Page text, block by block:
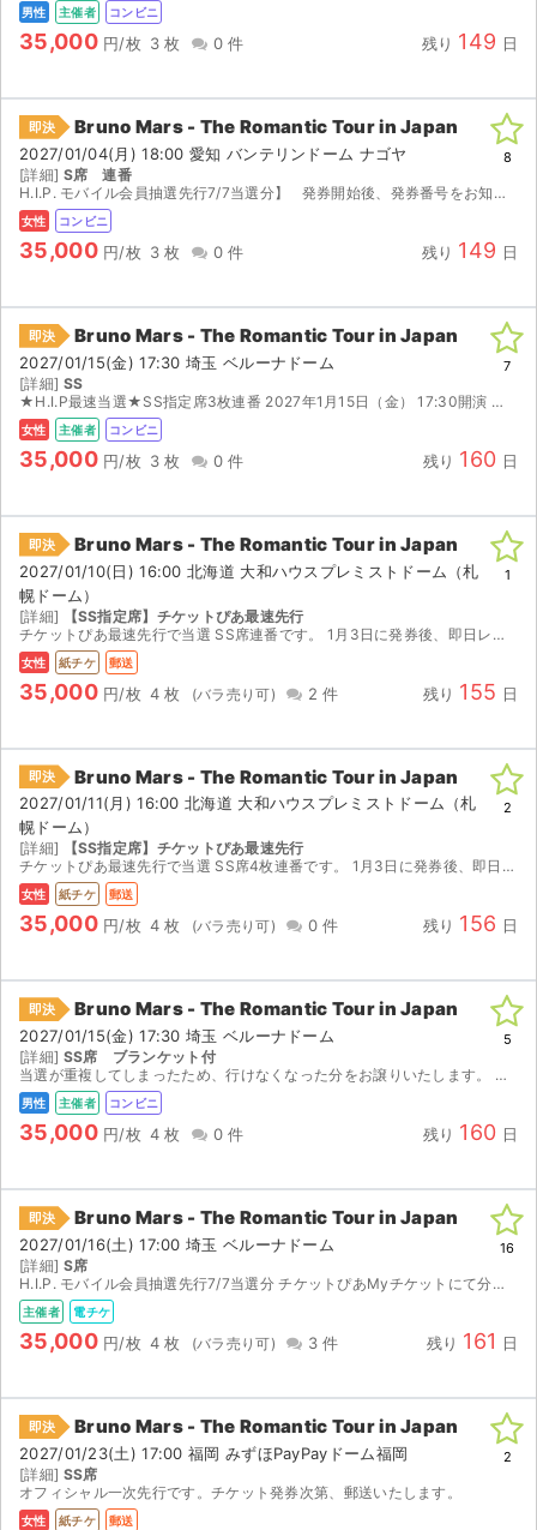
男性 主催者 コンビニ
35,000 円/枚 3 枚 0 件 残り 149 日
即決 Bruno Mars - The Romantic Tour in Japan
2027/01/04(月) 18:00 愛知 バンテリンドーム ナゴヤ
[詳細] S席 連番
H.I.P. モバイル会員抽選先行7/7当選分】 発券開始後、発券番号をお知らせいたしますので、ご自身で発券をお願いいたします。 発券開始日時 2026/12/28(月) 10:00～ ...
女性 コンビニ
35,000 円/枚 3 枚 0 件 残り 149 日
8
即決 Bruno Mars - The Romantic Tour in Japan
2027/01/15(金) 17:30 埼玉 ベルーナドーム
[詳細] SS
★H.I.P最速当選★SS指定席3枚連番 2027年1月15日（金） 17:30開演 ベルーナドーム（埼玉県） 2027/1/8(金) 10:00～ チケット発券可能日となりますので、速やか...
女性 主催者 コンビニ
35,000 円/枚 3 枚 0 件 残り 160 日
7
即決 Bruno Mars - The Romantic Tour in Japan
2027/01/10(日) 16:00 北海道 大和ハウスプレミストドーム（札
幌ドーム）
[詳細]
【SS指定席】チケットぴあ最速先行
チケットぴあ最速先行で当選 SS席連番です。 1月3日に発券後、即日レターパックで発送いたします。 座席位置は発券するまで不明なので座席位置に関するクレーム等はご遠慮願います。 公演中止の場合...
女性 紙チケ 郵送
35,000 円/枚 4 枚 2 件 残り 155 日
1
即決 Bruno Mars - The Romantic Tour in Japan
2027/01/11(月) 16:00 北海道 大和ハウスプレミストドーム（札
幌ドーム）
[詳細]
【SS指定席】チケットぴあ最速先行
チケットぴあ最速先行で当選 SS席4枚連番です。 1月3日に発券後、即日レターパックで発送いたします。 座席位置は発券するまで不明なので座席位置に関するクレーム等はご遠慮願います。 公演中止の...
女性 紙チケ 郵送
35,000 円/枚 4 枚 0 件 残り 156 日
2
即決 Bruno Mars - The Romantic Tour in Japan
2027/01/15(金) 17:30 埼玉 ベルーナドーム
[詳細] SS席 ブランケット付
当選が重複してしまったため、行けなくなった分をお譲りいたします。 発券開始日時以降、発券番号をお知らせいたしますので、セブンイレブンで発券をお願いいたします。 （2027/1/8〜発券開始） 【...
男性 主催者 コンビニ
35,000 円/枚 4 枚 0 件 残り 160 日
5
即決 Bruno Mars - The Romantic Tour in Japan
2027/01/16(土) 17:00 埼玉 ベルーナドーム
[詳細] S席
H.I.P. モバイル会員抽選先行7/7当選分 チケットぴあMyチケットにて分配します。 分配受取URLから受取後はセブンイレブンにて発券可能です。 名義はご自身のMyチケットにご登録のお名前に...
主催者 電チケ
35,000 円/枚 4 枚 3 件 残り 161 日
16
即決 Bruno Mars - The Romantic Tour in Japan
2027/01/23(土) 17:00 福岡 みずほPayPayドーム福岡
[詳細] SS席
オフィシャル一次先行です。チケット発券次第、郵送いたします。
女性 紙チケ 郵送
2